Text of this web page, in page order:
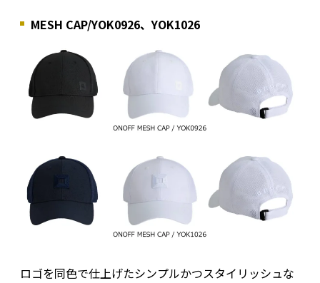
MESH CAP/YOK0926、YOK1026
ロゴを同色で仕上げたシンプルかつスタイリッシュな